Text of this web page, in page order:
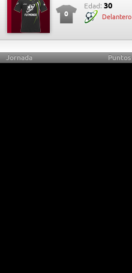
0
Edad: 30
Delantero
Jornada Puntos